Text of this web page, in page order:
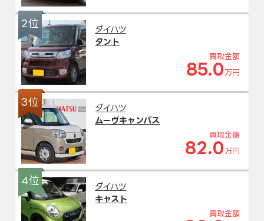
2位
ダイハツ
タント
買取金額
85.0 万円
3位
ダイハツ
ムーヴキャンバス
買取金額
82.0 万円
4位
ダイハツ
キャスト
買取金額